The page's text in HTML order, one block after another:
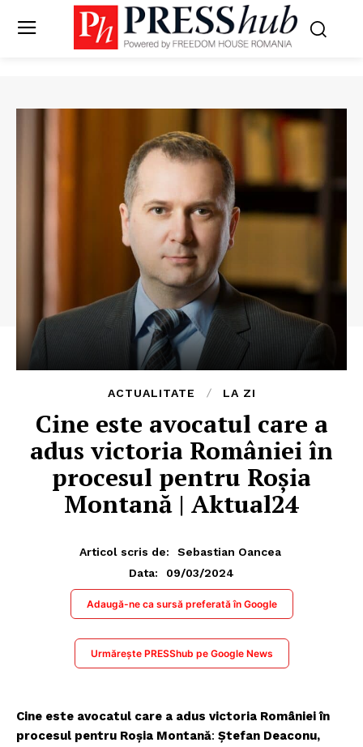
ACTUALITATE LA ZI
Cine este avocatul care a
adus victoria României în
procesul pentru Roșia
Montană | Aktual24
Articol scris de:
Sebastian Oancea
Data:
09/03/2024
Adaugă-ne ca sursă preferată în Google
Urmărește PRESShub pe Google News
Cine este avocatul care a adus victoria României în
procesul pentru Roșia Montană: Ștefan Deaconu,